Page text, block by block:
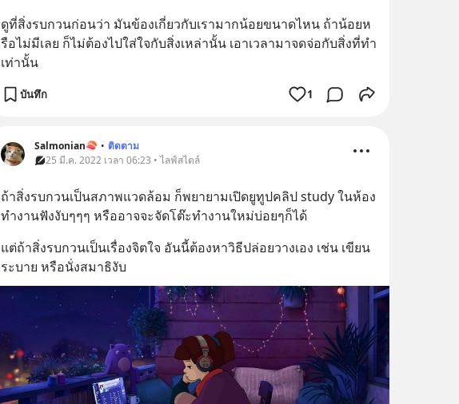
ดูที่สิ่งรบกวนก่อนว่า มันข้องเกี่ยวกับเรามากน้อยขนาดไหน ถ้าน้อยห
รือไม่มีเลย ก็ไม่ต้องไปใส่ใจกับสิ่งเหล่านั้น เอาเวลามาจดจ่อกับสิ่งที่ทำ
เท่านั้น
บันทึก 1
Salmonian🍣 • ติดตาม
25 มี.ค. 2022 เวลา 06:23 • ไลฟ์สไตล์
ถ้าสิ่งรบกวนเป็นสภาพแวดล้อม ก็พยายามเปิดยูทูปคลิป study ในห้อง
ทำงานฟังงับๆๆๆ หรืออาจจะจัดโต๊ะทำงานใหม่บ่อยๆก็ได้
แต่ถ้าสิ่งรบกวนเป็นเรื่องจิตใจ อันนี้ต้องหาวิธีปล่อยวางเอง เช่น เขียน
ระบาย หรือนั่งสมาธิงับ